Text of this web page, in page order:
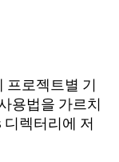
프로젝트별 기
용법을 가르치
렉터리에 저